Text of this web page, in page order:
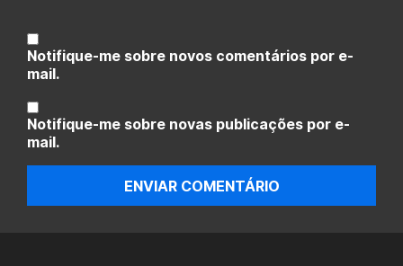
Notifique-me sobre novos comentários por e-
mail.
Notifique-me sobre novas publicações por e-
mail.
ENVIAR COMENTÁRIO